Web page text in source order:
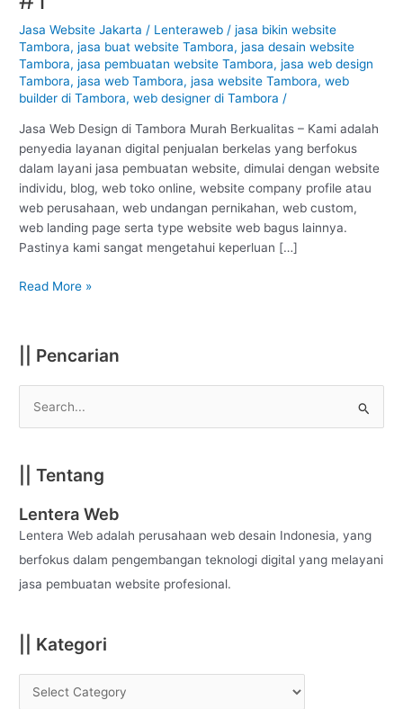
Jasa Website Jakarta / Lenteraweb /jasa bikin website
Tambora,jasa buat website Tambora,jasa desain website
Tambora,jasa pembuatan website Tambora,jasa web design
Tambora,jasa web Tambora,jasa website Tambora,web
builder di Tambora,web designer di Tambora /
Jasa Web Design di Tambora Murah Berkualitas – Kami adalah
penyedia layanan digital penjualan berkelas yang berfokus
dalam layani jasa pembuatan website, dimulai dengan website
individu, blog, web toko online, website company profile atau
web perusahaan, web undangan pernikahan, web custom,
web landing page serta type website web bagus lainnya.
Pastinya kami sangat mengetahui keperluan […]
Tambora
–
Jakarta
:
Murah
Berkualitas
#1
Read More »
|| Pencarian
r
c
h
f
o
|| Tentang
Lentera Web
Lentera Web adalah perusahaan web desain Indonesia, yang
berfokus dalam pengembangan teknologi digital yang melayani
jasa pembuatan website profesional.
|| Kategori